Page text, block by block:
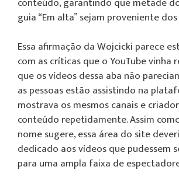
guia “Em alta” sejam proveniente
Essa afirmação da Wojcicki parece
com as críticas que o YouTube vinha
que os vídeos dessa aba não
as pessoas estão assistindo na
mostrava os mesmos canais e
conteúdo repetidamente. Assim
nome sugere, essa área do site
dedicado aos vídeos que pudessem
para uma ampla faixa de